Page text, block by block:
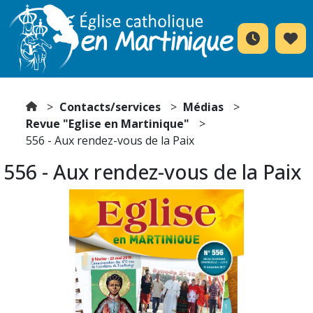
Contacts/services
Médias
Revue "Eglise en Martinique"
556 - Aux rendez-vous de la Paix
556 - Aux rendez-vous de la Paix